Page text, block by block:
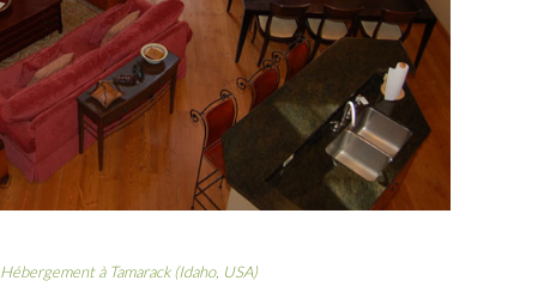
Hébergement à Tamarack (Idaho, USA)